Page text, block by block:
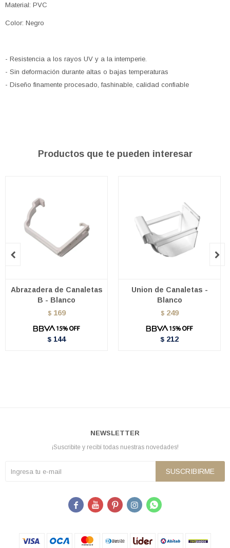
Material: PVC
Color: Negro
- Resistencia a los rayos UV y a la intemperie.
- Sin deformación durante altas o bajas temperaturas
- Diseño finamente procesado, fashinable, calidad confiable
Productos que te pueden interesar
Abrazadera de Canaletas
B - Blanco
$ 169
$ 144
Union de Canaletas -
Blanco
$ 249
$ 212
 
NEWSLETTER
¡Suscribite y recibí todas nuestras novedades!
SUSCRIBIRME
    